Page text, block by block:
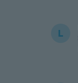
L